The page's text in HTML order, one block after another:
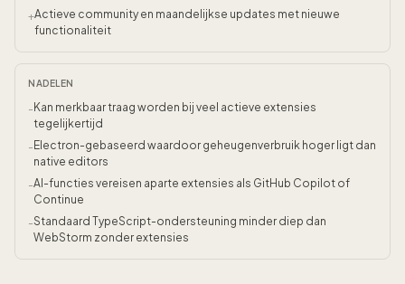
+Actieve community en maandelijkse updates met nieuwe
functionaliteit
NADELEN
- Kan merkbaar traag worden bij veel actieve extensies
tegelijkertijd
- Electron-gebaseerd waardoor geheugenverbruik hoger ligt dan
native editors
-AI-functies vereisen aparte extensies als GitHub Copilot of
Continue
-Standaard TypeScript-ondersteuning minder diep dan
WebStorm zonder extensies